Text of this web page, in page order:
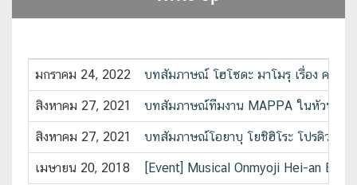
มกราคม 24, 2022 บทสัมภาษณ์ โฮโซดะ มาโมรุ เรื่อง ความส
สิงหาคม 27, 2021 บทสัมภาษณ์ทีมงาน MAPPA ในหัวข้อ “ปั
สิงหาคม 27, 2021 บทสัมภาษณ์โอยาบุ โยชิฮิโระ โปรดิวเซอ
เมษายน 20, 2018 [Event] Musical Onmyoji Hei-an